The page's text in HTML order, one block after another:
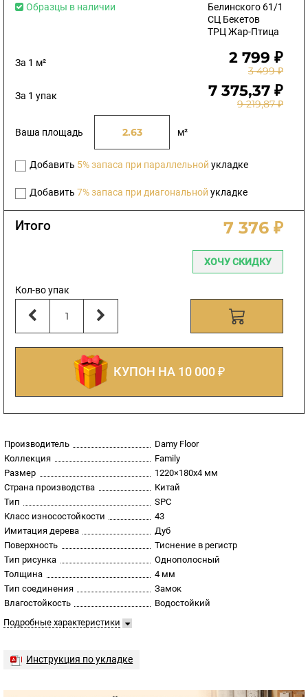
Образцы в наличии
Белинского 61/1
СЦ Бекетов
ТРЦ Жар-Птица
За 1 м² 2 799 ₽
3 499 ₽
За 1 упак 7 375,37 ₽
9 219,87 ₽
Ваша площадь м²
Добавить 5% запаса при параллельной укладке
Добавить 7% запаса при диагональной укладке
Итого 7 376 ₽
ХОЧУ СКИДКУ
Кол-во упак
КУПОН НА 10 000 ₽
Производитель
Damy Floor
Коллекция
Family
Размер
1220×180x4 мм
Страна производства
Китай
Тип
SPC
Класс износостойкости
43
Имитация дерева
Дуб
Поверхность
Тиснение в регистр
Тип рисунка
Однополосный
Толщина
4 мм
Тип соединения
Замок
Влагостойкость
Водостойкий
Подробные характеристики
Инструкция по укладке